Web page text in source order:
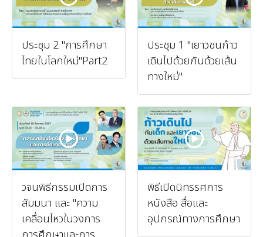
ประชุม 2 "การศึกษา
ไทยในโลกใหม่"Part2
ประชุม 1 "เยาวชนก้าว
เดินไปด้วยกันด้วยเส้น
ทางใหม่"
วจนพิธีกรรมเปิดการ
สัมมนา และ "ความ
เคลื่อนไหวในวงการ
พิธีเปิดนิทรรศการ
หนังสือ สื่อและ
อุปกรณ์ทางการศึกษา